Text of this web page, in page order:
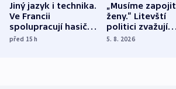
Jiný jazyk i technika.
Ve Francii
spolupracují hasiči z
různých zemí
před 15h
„Musíme zapojit
ženy.“ Litevští
politici zvažují
dohodu o
5. 8. 2026